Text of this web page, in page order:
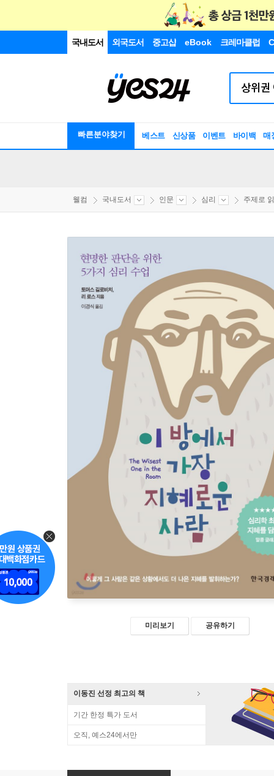
국내도서 외국도서 중고샵 eBook 크레마클럽
빠른분야찾기 베스트 신상품 이벤트 바이백 매
웰컴 국내도서 인문 심리 주제로
미리보기 공유하기
이동진 선정 최고의 책
기간 한정 특가 도서
오직, 예스24에서만